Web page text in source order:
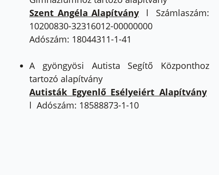
Szent Angéla Alapítvány l Számlaszám:
10200830-32316012-00000000
Adószám: 18044311-1-41
A gyöngyösi Autista Segítő Központhoz
tartozó alapítvány
Autisták Egyenlő Esélyeiért Alapítvány
l Adószám: 18588873-1-10